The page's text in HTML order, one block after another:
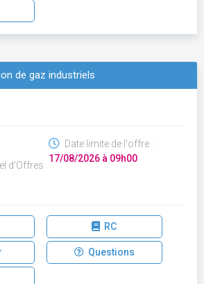
de gaz industriels
d'Offres
Date limite de l'offre :
17/08/2026 à 09h00
RC
Questions